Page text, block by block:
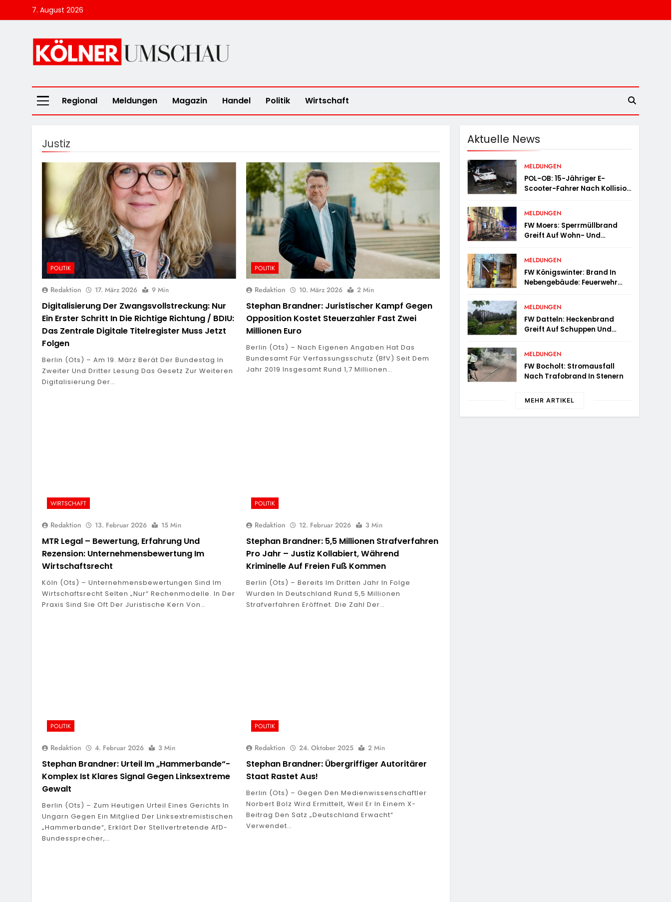
to
7. August 2026
Kölner Umschau
Regional Meldungen Magazin Handel Politik Wirtschaft
Justiz
POLITIK
Redaktion 17. März 2026 9 Min
Digitalisierung Der Zwangsvollstreckung: Nur
Ein Erster Schritt In Die Richtige Richtung / BDIU:
Das Zentrale Digitale Titelregister Muss Jetzt
Folgen
Berlin (ots) – Am 19. März Berät Der Bundestag In
Zweiter Und Dritter Lesung Das Gesetz Zur Weiteren
Digitalisierung Der…
POLITIK
Redaktion 10. März 2026 2 Min
Stephan Brandner: Juristischer Kampf Gegen
Opposition Kostet Steuerzahler Fast Zwei
Millionen Euro
Berlin (ots) – Nach Eigenen Angaben Hat Das
Bundesamt Für Verfassungsschutz (BfV) Seit Dem
Jahr 2019 Insgesamt Rund 1,7 Millionen…
WIRTSCHAFT
Redaktion 13. Februar 2026 15 Min
MTR Legal – Bewertung, Erfahrung Und
Rezension: Unternehmensbewertung Im
Wirtschaftsrecht
Köln (ots) – Unternehmensbewertungen Sind Im
Wirtschaftsrecht Selten „nur“ Rechenmodelle. In Der
Praxis Sind Sie Oft Der Juristische Kern Von…
POLITIK
Redaktion 12. Februar 2026 3 Min
Stephan Brandner: 5,5 Millionen Strafverfahren
Pro Jahr – Justiz Kollabiert, Während
Kriminelle Auf Freien Fuß Kommen
Berlin (ots) – Bereits Im Dritten Jahr In Folge
Wurden In Deutschland Rund 5,5 Millionen
Strafverfahren Eröffnet. Die Zahl Der…
POLITIK
Redaktion 4. Februar 2026 3 Min
Stephan Brandner: Urteil Im „Hammerbande“-
Komplex Ist Klares Signal Gegen Linksextreme
Gewalt
Berlin (ots) – Zum Heutigen Urteil Eines Gerichts In
Ungarn Gegen Ein Mitglied Der Linksextremistischen
„Hammerbande“, Erklärt Der Stellvertretende AfD-
Bundessprecher,…
POLITIK
Redaktion 24. Oktober 2025 2 Min
Stephan Brandner: Übergriffiger Autoritärer
Staat Rastet Aus!
Berlin (ots) – Gegen Den Medienwissenschaftler
Norbert Bolz Wird Ermittelt, Weil Er In Einem X-
Beitrag Den Satz „Deutschland Erwacht“
Verwendet…
Aktuelle News
MELDUNGEN
POL-OB: 15-Jähriger E-
Scooter-Fahrer Nach Kollision
MELDUNGEN
FW Moers: Sperrmüllbrand
Greift Auf Wohn- Und
MELDUNGEN
FW Königswinter: Brand In
Nebengebäude: Feuerwehr
Wohnhäuser
MELDUNGEN
FW Datteln: Heckenbrand
Greift Auf Schuppen Und
MELDUNGEN
FW Bocholt: Stromausfall
Nach Trafobrand In Stenern
MEHR ARTIKEL